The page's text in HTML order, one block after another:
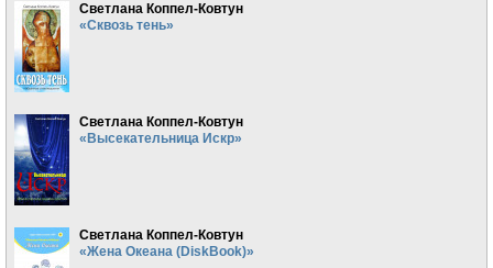
Светлана Коппел-Ковтун
«Сквозь тень»
Светлана Коппел-Ковтун
«Высекательница Искр»
Светлана Коппел-Ковтун
«Жена Океана (DiskBook)»